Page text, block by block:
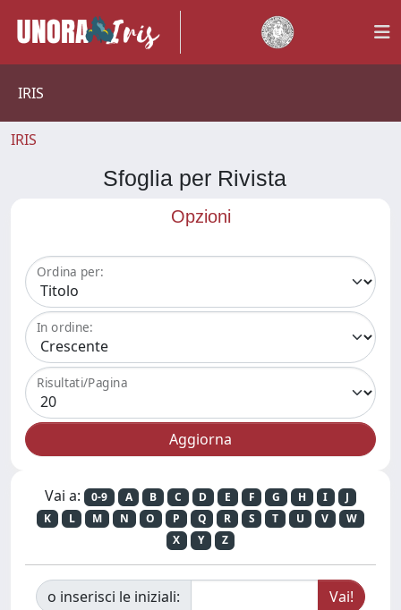
IRIS
IRIS
Sfoglia per Rivista
Opzioni
Ordina per:
In ordine:
Risultati/Pagina
Vai a: 0-9 A B C D E F G H I
J
K
L M N O P Q R S T U V
W
X
Y Z
o inserisci le iniziali: